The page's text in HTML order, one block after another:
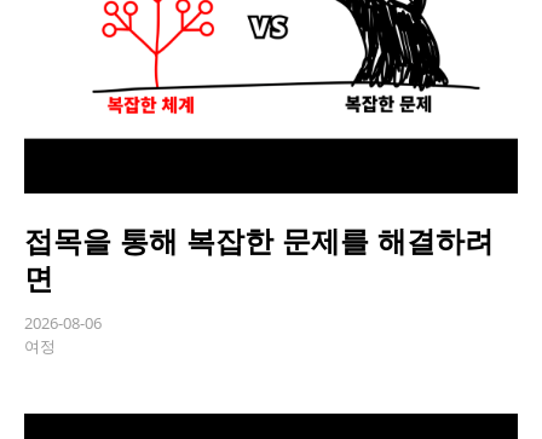
접목을 통해 복잡한 문제를 해결하려
면
2026-08-06
여정